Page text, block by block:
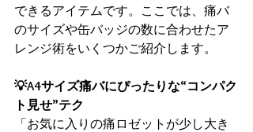
できるアイテムです。ここでは、痛バ
のサイズや缶バッジの数に合わせたア
レンジ術をいくつかご紹介します。
💡A4サイズ痛バにぴったりな“コンパク
ト見せ”テク
「お気に入りの痛ロゼットが少し大き